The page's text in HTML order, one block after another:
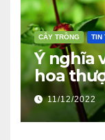
CÂY TRỒNG TIN
Ý nghĩa
hoa
11/12/2022